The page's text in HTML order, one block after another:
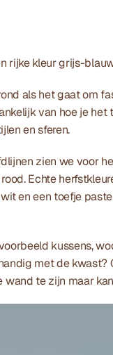
rijke kleur grijs-
als het gaat om
van hoe je
en sferen.
zien we voor
Echte
en een toefje
kussens,
met de kwast?
te zijn maar